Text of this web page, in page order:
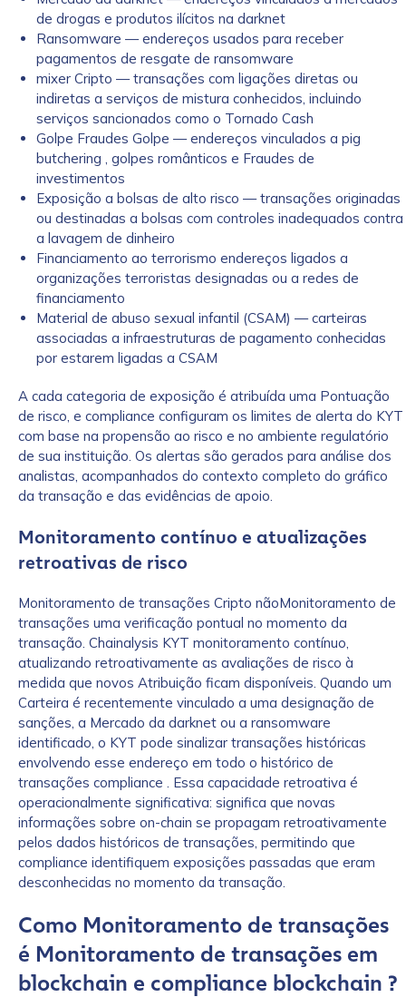
de drogas e produtos ilícitos na darknet
Ransomware — endereços usados para receber
pagamentos de resgate de ransomware
mixer Cripto — transações com ligações diretas ou
indiretas a serviços de mistura conhecidos, incluindo
serviços sancionados como o Tornado Cash
Golpe Fraudes Golpe — endereços vinculados a pig
butchering , golpes românticos e Fraudes de
investimentos
Exposição a bolsas de alto risco — transações originadas
ou destinadas a bolsas com controles inadequados contra
a lavagem de dinheiro
Financiamento ao terrorismo endereços ligados a
organizações terroristas designadas ou a redes de
financiamento
Material de abuso sexual infantil (CSAM) — carteiras
associadas a infraestruturas de pagamento conhecidas
por estarem ligadas a CSAM
A cada categoria de exposição é atribuída uma Pontuação
de risco, e compliance configuram os limites de alerta do KYT
com base na propensão ao risco e no ambiente regulatório
de sua instituição. Os alertas são gerados para análise dos
analistas, acompanhados do contexto completo do gráfico
da transação e das evidências de apoio.
Monitoramento contínuo e atualizações
retroativas de risco
Monitoramento de transações Cripto nãoMonitoramento de
transações uma verificação pontual no momento da
transação. Chainalysis KYT monitoramento contínuo,
atualizando retroativamente as avaliações de risco à
medida que novos Atribuição ficam disponíveis. Quando um
Carteira é recentemente vinculado a uma designação de
sanções, a Mercado da darknet ou a ransomware
identificado, o KYT pode sinalizar transações históricas
envolvendo esse endereço em todo o histórico de
transações compliance . Essa capacidade retroativa é
operacionalmente significativa: significa que novas
informações sobre on-chain se propagam retroativamente
pelos dados históricos de transações, permitindo que
compliance identifiquem exposições passadas que eram
desconhecidas no momento da transação.
Como Monitoramento de transações
é Monitoramento de transações em
blockchain e compliance blockchain ?
*
First Name
*
Last name
Company / Organization Name
*
Work Email Address
Phone Number
*
Role Function
*
Role Level
*
Organization Type
*
How did you hear about us?
By checking this box, you indicate that you'd like us
to send you information on Chainalysis products,
services, events, and news. Your personal data will